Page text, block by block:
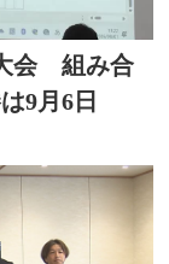
会 組み合
9月6日